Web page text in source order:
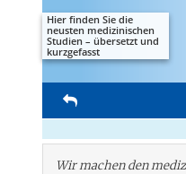
Hier finden Sie die
neusten medizinischen
Studien – übersetzt und
kurzgefasst
Wir machen den